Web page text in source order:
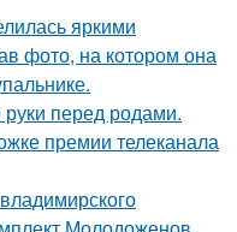
яркими
фото, на котором она
перед родами.
премии телеканала